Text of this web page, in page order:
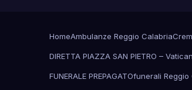
HomeAmbulanze Reggio Calabria
DIRETTA PIAZZA SAN PIETRO –
FUNERALE PREPAGATOfunerali Reggio